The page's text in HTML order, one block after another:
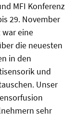
MFI Konferenz
29. November
war eine
die neuesten
in den
und
Unser
sehr